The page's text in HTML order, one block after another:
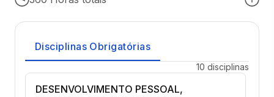
Disciplinas Obrigatórias
10 disciplinas
DESENVOLVIMENTO PESSOAL,